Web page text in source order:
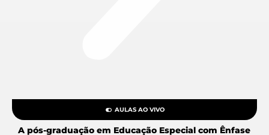
AULAS AO VIVO
A pós-graduação em Educação Especial com Ênfase